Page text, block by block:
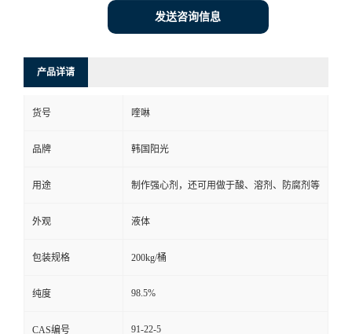
发送咨询信息
产品详请
货号 喹啉
品牌 韩国阳光
用途 制作强心剂，还可用做于酸、溶剂、防腐剂等
外观 液体
包装规格 200kg/桶
纯度 98.5%
CAS编号 91-22-5